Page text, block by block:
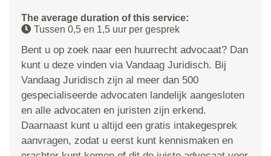
The average duration of this service:
Tussen 0,5 en 1,5 uur per gesprek
Bent u op zoek naar een huurrecht advocaat? Dan
kunt u deze vinden via Vandaag Juridisch. Bij
Vandaag Juridisch zijn al meer dan 500
gespecialiseerde advocaten landelijk aangesloten
en alle advocaten en juristen zijn erkend.
Daarnaast kunt u altijd een gratis intakegesprek
aanvragen, zodat u eerst kunt kennismaken en